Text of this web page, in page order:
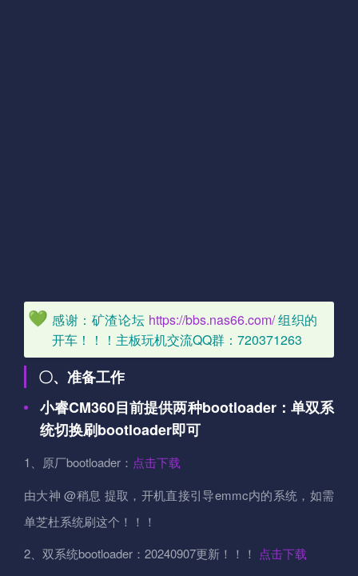
感谢：矿渣论坛 https://bbs.nas66.com/组织的
开车！！！主板玩机交流QQ群：720371263
〇、准备工作
小睿CM360目前提供两种bootloader：单双系
统切换刷bootloader即可
1、原厂bootloader： 点击下载
由大神 @稍息 提取，开机直接引导emmc内的系统，如需
单芝杜系统刷这个！！！
2、双系统bootloader：20240907更新！！！ 点击下载